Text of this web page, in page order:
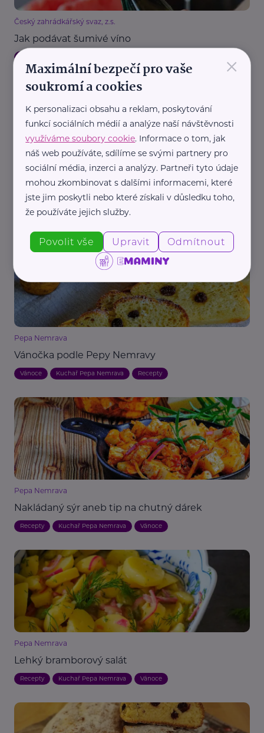
Český zahrádkářský svaz, z.s.
Jak podávat šumivé víno
Redakce eMaminy.cz
Silvestrovské pohoštění: Tipy, co servírovat
hostům a jak oslavu zpříjemnit
Pepa Nemrava
Vánočka podle Pepy Nemravy
Vánoce Kuchař Pepa Nemrava Recepty
Pepa Nemrava
Nakládaný sýr aneb tip na chutný dárek
Recepty Kuchař Pepa Nemrava Vánoce
Pepa Nemrava
Lehký bramborový salát
Recepty Kuchař Pepa Nemrava Vánoce
×
Maximální bezpečí pro vaše
soukromí a cookies
K personalizaci obsahu a reklam, poskytování
funkcí sociálních médií a analýze naší návštěvnosti
využíváme soubory cookie. Informace o tom, jak
náš web používáte, sdílíme se svými partnery pro
sociální média, inzerci a analýzy. Partneři tyto údaje
mohou zkombinovat s dalšími informacemi, které
jste jim poskytli nebo které získali v důsledku toho,
že používáte jejich služby.
Povolit vše Upravit Odmítnout